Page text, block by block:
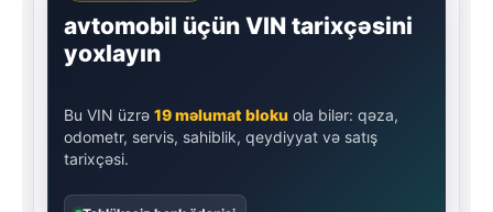
avtomobil üçün VIN tarixçəsini
yoxlayın
Bu VIN üzrə 19 məlumat bloku ola bilər: qəza,
odometr, servis, sahiblik, qeydiyyat və satış
tarixçəsi.